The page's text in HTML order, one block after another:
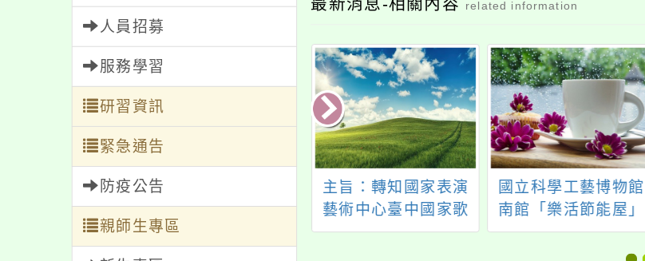
人員招募
服務學習
研習資訊
緊急通告
防疫公告
親師生專區
最新消息-相關內容 related information
暨聯
續發展目標夏
主旨：有關桃園市女
童軍會辦理「桃園市
女童軍會114年城市悠
遊之旅暨國際女孩日
主旨：轉知國家表演
藝術中心臺中國家歌
劇院主辦「2026 藝起
國立科學工藝博物館
南館「樂活節能屋」
參觀訊息